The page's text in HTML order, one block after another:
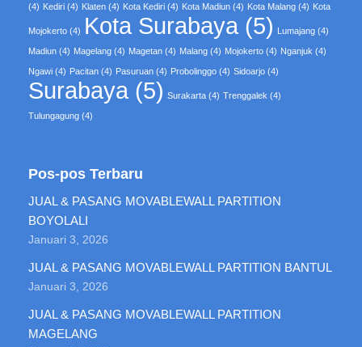
(4) Kediri (4) Klaten (4) Kota Kediri (4) Kota Madiun (4) Kota Malang (4) Kota
Mojokerto (4) Kota Surabaya (5) Lumajang (4)
Madiun (4) Magelang (4) Magetan (4) Malang (4) Mojokerto (4) Nganjuk (4)
Ngawi (4) Pacitan (4) Pasuruan (4) Probolinggo (4) Sidoarjo (4)
Surabaya (5) Surakarta (4) Trenggalek (4)
Tulungagung (4)
Pos-pos Terbaru
JUAL & PASANG MOVABLEWALL PARTITION
BOYOLALI
Januari 3, 2026
JUAL & PASANG MOVABLEWALL PARTITION BANTUL
Januari 3, 2026
JUAL & PASANG MOVABLEWALL PARTITION
MAGELANG